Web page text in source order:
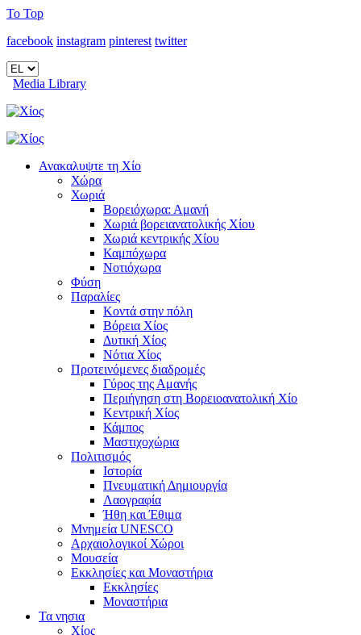
To Top
facebook instagram pinterest twitter
Media Library
Ανακαλυψτε τη Χίο
Χώρα
Χωριά
Βορειόχωρα: Αμανή
Χωριά βορειανατολικής Χίου
Χωριά κεντρικής Χίου
Καμπόχωρα
Νοτιόχωρα
Φύση
Παραλίες
Κοντά στην πόλη
Βόρεια Χίος
Δυτική Χίος
Νότια Χίος
Προτεινόμενες διαδρομές
Γύρος της Αμανής
Περιήγηση στη Βορειοανατολική Χίο
Κεντρική Χίος
Κάμπος
Μαστιχοχώρια
Πολιτισμός
Ιστορία
Πνευματική Δημιουργία
Λαογραφία
Ήθη και Έθιμα
Μνημεία UNESCO
Αρχαιολογικοί Χώροι
Μουσεία
Εκκλησίες και Μοναστήρια
Εκκλησίες
Μοναστήρια
Τα νησια
Χίος